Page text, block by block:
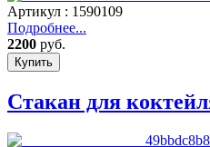
Артикул : 1590109
Подробнее...
2200 руб.
Стакан для